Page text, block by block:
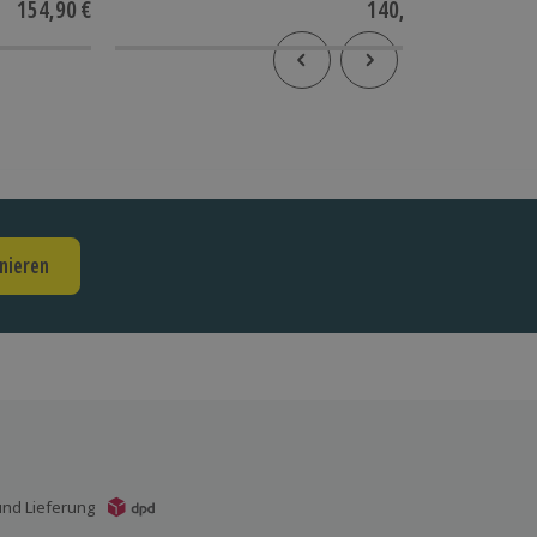
154,90 € 140,90 €
Lieferung